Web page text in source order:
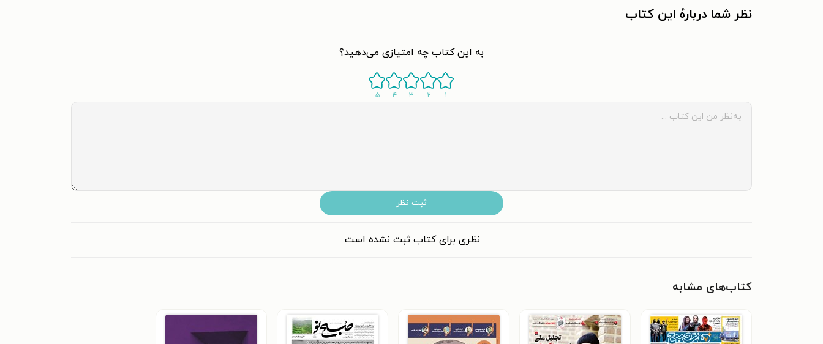
نظر شما دربارهٔ این کتاب
به این کتاب چه امتیازی می‌دهید؟
۱ ۲ ۳ ۴ ۵
ثبت نظر
نظری برای کتاب ثبت نشده است.
کتاب‌های مشابه